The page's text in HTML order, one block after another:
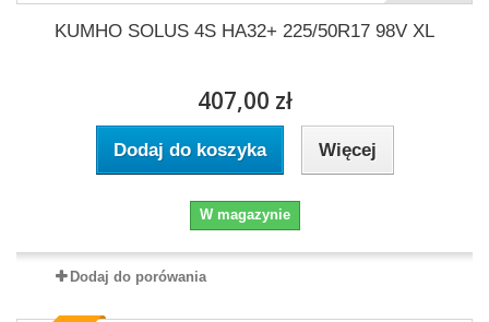
KUMHO SOLUS 4S HA32+ 225/50R17 98V XL
407,00 zł
Dodaj do koszyka Więcej
W magazynie
Dodaj do porówania